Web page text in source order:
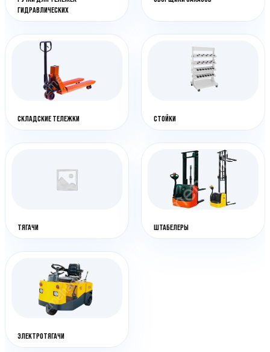
ГИДРАВЛИЧЕСКИХ
СКЛАДСКИЕ ТЕЛЕЖКИ СТОЙКИ
ТЯГАЧИ ШТАБЕЛЕРЫ
ЭЛЕКТРОТЯГАЧИ